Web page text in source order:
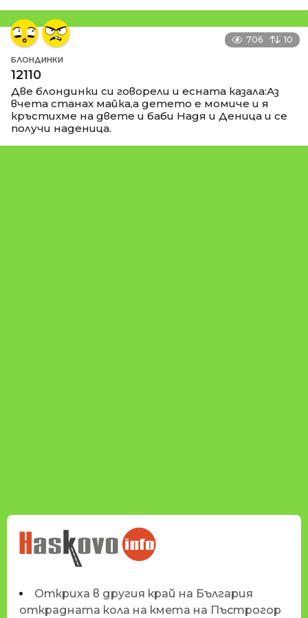
706 10
БЛОНДИНКИ
12110
Две блондинки си говорели и есната казала:Аз
вчета станах майка,а детето е момиче и я
кръстихме на двете и баби Надя и Деница и се
получи наденица.
НОВИНИТЕ НА
HASKOVO.INFO
Откриха в другия край на България
открадната кола на кмета на Пъстрогор